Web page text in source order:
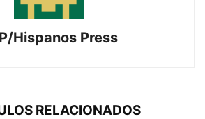
Hispanos Press
RELACIONADOS